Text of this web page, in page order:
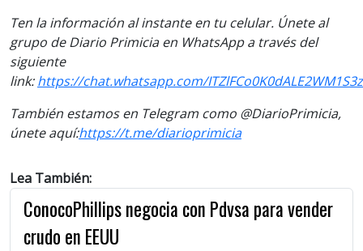
Ten la información al instante en tu celular. Únete al
grupo de Diario Primicia en WhatsApp a través del
siguiente
link:https://chat.whatsapp.com/
También estamos en Telegram como @DiarioPrimicia,
únete aquí:https://t.me/diarioprimicia
Lea También:
ConocoPhillips negocia con Pdvsa para vender
crudo en EEUU